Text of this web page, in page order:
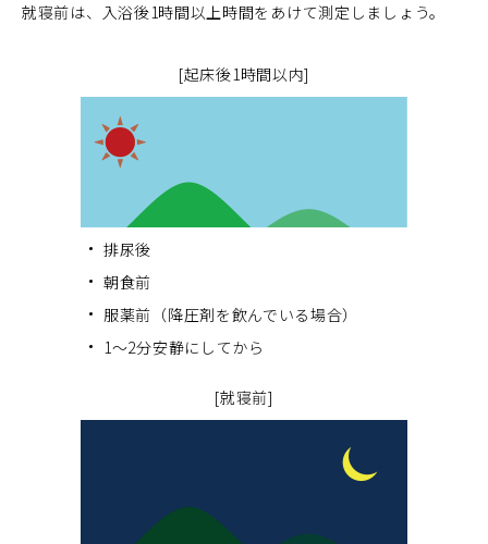
就寝前は、入浴後1時間以上時間をあけて測定しましょう。
[起床後1時間以内]
排尿後
朝食前
服薬前（降圧剤を飲んでいる場合）
1～2分安静にしてから
[就寝前]